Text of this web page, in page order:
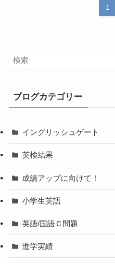
1
ブログカテゴリー
イングリッシュゲート
英検結果
成績アップに向けて！
小学生英語
英語/国語Ｃ問題
進学実績